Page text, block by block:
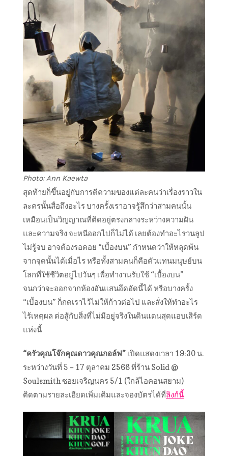
Photo: Ann Kaewta
สุดท้ายก็ขึ้นอยู่กับการตีความของแต่ละคนว่าเรื่องราวใน
ละครนั้นสื่อถึงอะไร บางครั้งเราอาจรู้สึกว่าสามคนนั้น
เหมือนเป็นวิญญาณที่ติดอยู่ตรงกลางระหว่างความฝัน
และความจริง จะหนีออกไปก็ไม่ได้ เลยต้องทำอะไรวนลูป
ไม่รู้จบ อาจต้องรอคอย “เบื้องบน” กำหนดว่าให้หลุดพ้น
จากจุดนั้นได้เมื่อไร หรือทั้งสามคนก็คือตัวแทนมนุษย์บน
โลกที่ใช้ชีวิตอยู่ไปวันๆ เพื่อทำงานรับใช้ “เบื้องบน”
จนกว่าจะออกจากห้องอันแสนอึดอัดนี้ได้ หรือบางครั้ง
“เบื้องบน” ก็กดเราไว้ไม่ให้ก้าวต่อไป และสั่งให้ทำอะไร
ไร้เหตุผล ต่อสู้กับสิ่งที่ไม่มีอยู่จริงในดินแดนสุดแอบเสิร์ด
แห่งนี้
“ครัวคุณโจ๊กคุณดาวคุณกอล์ฟ” เปิดแสดงเวลา 19:30 น.
ระหว่างวันที่ 5 – 17 ตุลาคม 2566 ที่ร้าน Solid @
Soulsmith ซอยเจริญนคร 5/1 (ใกล้ไอคอนสยาม)
ติดตามรายละเอียดเพิ่มเติมและจองบัตรได้ที่​ลิงก์นี้